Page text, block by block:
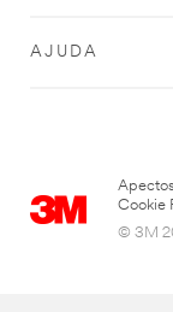
AJUDA
Cookie
© 3M